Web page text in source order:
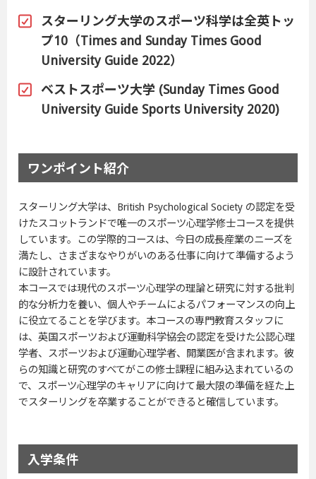
スターリング大学のスポーツ科学は全英トッ
プ10（Times and Sunday Times Good
University Guide 2022）
ベストスポーツ大学 (Sunday Times Good
University Guide Sports University 2020)
ワンポイント紹介
スターリング大学は、British Psychological Society の認定を受
けたスコットランドで唯一のスポーツ心理学修士コースを提供
しています。この学際的コースは、今日の成長産業のニーズを
満たし、さまざまなやりがいのある仕事に向けて準備するよう
に設計されています。
本コースでは現代のスポーツ心理学の理論と研究に対する批判
的な分析力を養い、個人やチームによるパフォーマンスの向上
に役立てることを学びます。本コースの専門教育スタッフに
は、英国スポーツおよび運動科学協会の認定を受けた公認心理
学者、スポーツおよび運動心理学者、開業医が含まれます。彼
らの知識と研究のすべてがこの修士課程に組み込まれているの
で、スポーツ心理学のキャリアに向けて最大限の準備を経た上
でスターリングを卒業することができると確信しています。
入学条件